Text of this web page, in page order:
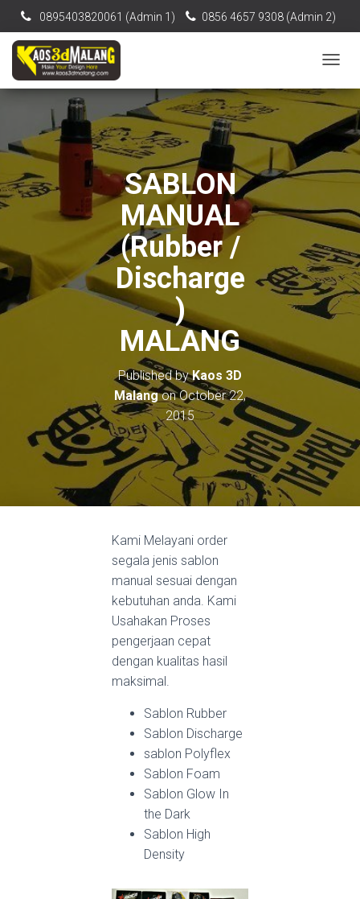
0895403820061‬ (Admin 1) 0856 4657 9308 (Admin 2)
O
G
G
E
A
I
G
T
I
O
N
SABLON
MANUAL
(Rubber /
Discharge
)
MALANG
Published byKaos 3D
MalangonOctober 22,
2015
Kami Melayani order
segala jenis sablon
manual sesuai dengan
kebutuhan anda. Kami
Usahakan Proses
pengerjaan cepat
dengan kualitas hasil
maksimal.
Sablon Rubber
Sablon Discharge
sablon Polyflex
Sablon Foam
Sablon Glow In
the Dark
Sablon High
Density